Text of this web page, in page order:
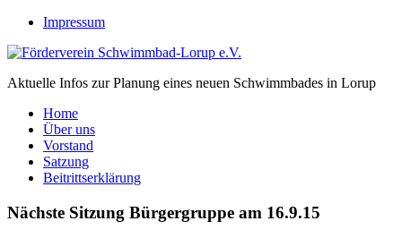
Zum
springen
Impressum
Förderverein Schwimmbad-Lorup e.V.
Aktuelle Infos zur Planung eines neuen Schwimmbades in Lorup
Home
Über uns
Vorstand
Satzung
Beitrittserklärung
Nächste Sitzung Bürgergruppe am 16.9.15